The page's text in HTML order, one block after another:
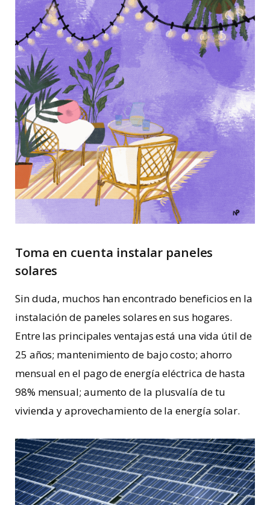
Toma en cuenta instalar paneles
solares
Sin duda, muchos han encontrado beneficios en la
instalación de paneles solares en sus hogares.
Entre las principales ventajas está una vida útil de
25 años; mantenimiento de bajo costo; ahorro
mensual en el pago de energía eléctrica de hasta
98% mensual; aumento de la plusvalía de tu
vivienda y aprovechamiento de la energía solar.